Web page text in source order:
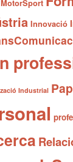
Innovació
Industrial